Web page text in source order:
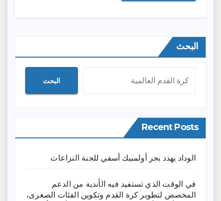
البحث
البحث
Recent Posts
الوداد يهدد بجر أولمبيك أسفي للجنة النزاعات
في الوقت الذي تستفيد فيه الأندية من الدعم
المخصص لتطوير كرة القدم وتكوين الفئات الصغرى،